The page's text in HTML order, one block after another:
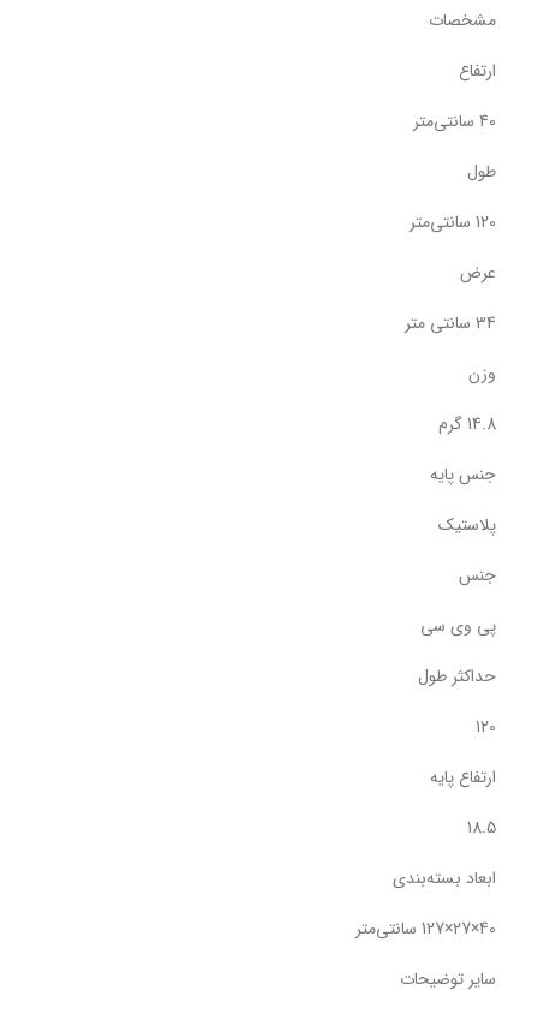
مشخصات
ارتفاع
40 سانتی‌متر
طول
120 سانتی‌متر
عرض
34 سانتی متر
وزن
14.8 گرم
جنس پایه
پلاستیک
جنس
پی وی سی
حداکثر طول
120
ارتفاع پایه
18.5
ابعاد بسته‌بندی
40×27×127 سانتی‌متر
سایر توضیحات